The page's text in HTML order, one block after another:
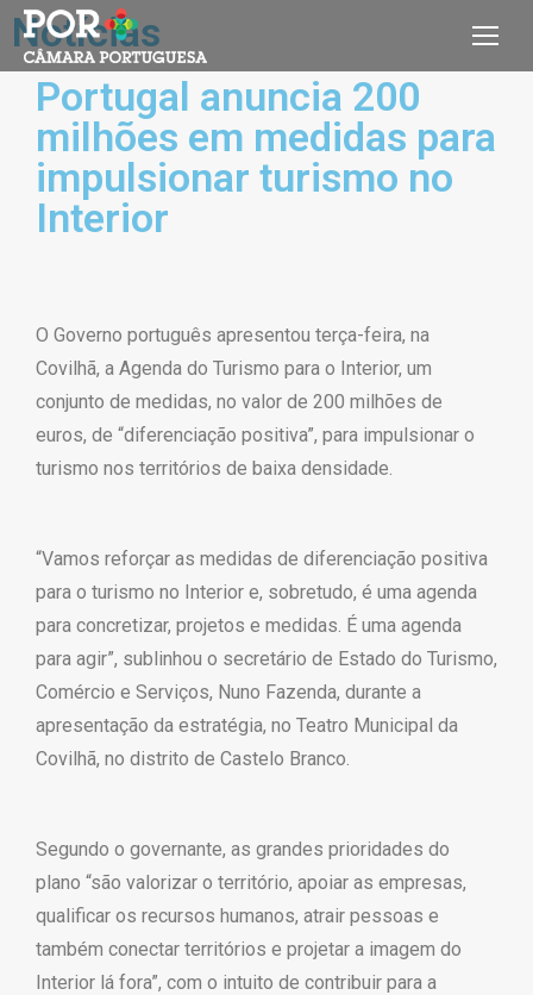
Notícias
Portugal anuncia 200
milhões em medidas para
impulsionar turismo no
Interior
O Governo português apresentou terça-feira, na
Covilhã, a Agenda do Turismo para o Interior, um
conjunto de medidas, no valor de 200 milhões de
euros, de “diferenciação positiva”, para impulsionar o
turismo nos territórios de baixa densidade.
“Vamos reforçar as medidas de diferenciação positiva
para o turismo no Interior e, sobretudo, é uma agenda
para concretizar, projetos e medidas. É uma agenda
para agir”, sublinhou o secretário de Estado do Turismo,
Comércio e Serviços, Nuno Fazenda, durante a
apresentação da estratégia, no Teatro Municipal da
Covilhã, no distrito de Castelo Branco.
Segundo o governante, as grandes prioridades do
plano “são valorizar o território, apoiar as empresas,
qualificar os recursos humanos, atrair pessoas e
também conectar territórios e projetar a imagem do
Interior lá fora”, com o intuito de contribuir para a